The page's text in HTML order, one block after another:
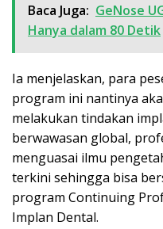
Baca Juga: GeNose
Hanya dalam 80 Detik
Ia menjelaskan, para
program ini nantinya
melakukan tindakan
berwawasan global,
menguasai ilmu
terkini sehingga bisa
program Continuing
Implan Dental.